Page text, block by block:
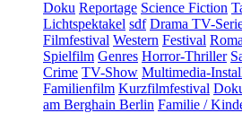
Doku Reportage Science Fiction
Lichtspektakel sdf Drama TV-
Filmfestival Western Festival
Spielfilm Genres Horror-Thriller
Crime TV-Show Multimedia-
Familienfilm Kurzfilmfestival
am Berghain Berlin Familie /